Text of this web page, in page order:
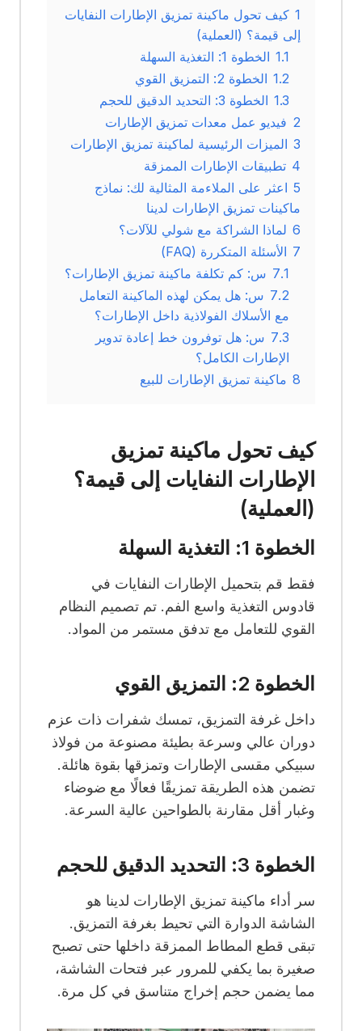
1 كيف تحول ماكينة تمزيق الإطارات النفايات
إلى قيمة؟ (العملية)
1.1 الخطوة 1: التغذية السهلة
1.2 الخطوة 2: التمزيق القوي
1.3 الخطوة 3: التحديد الدقيق للحجم
2 فيديو عمل معدات تمزيق الإطارات
3 الميزات الرئيسية لماكينة تمزيق الإطارات
4 تطبيقات الإطارات الممزقة
5 اعثر على الملاءمة المثالية لك: نماذج
ماكينات تمزيق الإطارات لدينا
6 لماذا الشراكة مع شولي للآلات؟
7 الأسئلة المتكررة (FAQ)
7.1 س: كم تكلفة ماكينة تمزيق الإطارات؟
7.2 س: هل يمكن لهذه الماكينة التعامل
مع الأسلاك الفولاذية داخل الإطارات؟
7.3 س: هل توفرون خط إعادة تدوير
الإطارات الكامل؟
8 ماكينة تمزيق الإطارات للبيع
كيف تحول ماكينة تمزيق
الإطارات النفايات إلى قيمة؟
(العملية)
الخطوة 1: التغذية السهلة
فقط قم بتحميل الإطارات النفايات في
قادوس التغذية واسع الفم. تم تصميم النظام
القوي للتعامل مع تدفق مستمر من المواد.
الخطوة 2: التمزيق القوي
داخل غرفة التمزيق، تمسك شفرات ذات عزم
دوران عالي وسرعة بطيئة مصنوعة من فولاذ
سبيكي مقسى الإطارات وتمزقها بقوة هائلة.
تضمن هذه الطريقة تمزيقًا فعالًا مع ضوضاء
وغبار أقل مقارنة بالطواحين عالية السرعة.
الخطوة 3: التحديد الدقيق للحجم
سر أداء ماكينة تمزيق الإطارات لدينا هو
الشاشة الدوارة التي تحيط بغرفة التمزيق.
تبقى قطع المطاط الممزقة داخلها حتى تصبح
صغيرة بما يكفي للمرور عبر فتحات الشاشة،
مما يضمن حجم إخراج متناسق في كل مرة.